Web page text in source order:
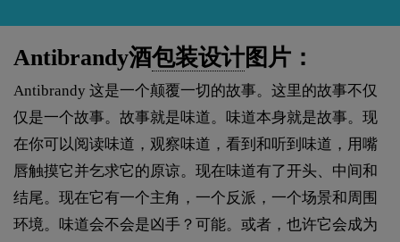
Antibrandy酒包装设计图片：
Antibrandy 这是一个颠覆一切的故事。这里的故事不仅
仅是一个故事。故事就是味道。味道本身就是故事。现
在你可以阅读味道，观察味道，看到和听到味道，用嘴
唇触摸它并乞求它的原谅。现在味道有了开头、中间和
结尾。现在它有一个主角，一个反派，一个场景和周围
环境。味道会不会是凶手？可能。或者，也许它会成为